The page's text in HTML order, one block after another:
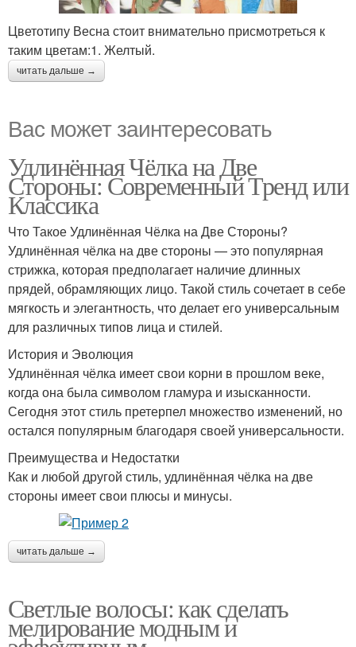
Цветотипу Весна стоит внимательно присмотреться к
таким цветам:1. Желтый.
читать дальше →
Вас может заинтересовать
Удлинённая Чёлка на Две
Стороны: Современный Тренд или
Классика
Что Такое Удлинённая Чёлка на Две Стороны?
Удлинённая чёлка на две стороны — это популярная
стрижка, которая предполагает наличие длинных
прядей, обрамляющих лицо. Такой стиль сочетает в себе
мягкость и элегантность, что делает его универсальным
для различных типов лица и стилей.
История и Эволюция
Удлинённая чёлка имеет свои корни в прошлом веке,
когда она была символом гламура и изысканности.
Сегодня этот стиль претерпел множество изменений, но
остался популярным благодаря своей универсальности.
Преимущества и Недостатки
Как и любой другой стиль, удлинённая чёлка на две
стороны имеет свои плюсы и минусы.
читать дальше →
Светлые волосы: как сделать
мелирование модным и